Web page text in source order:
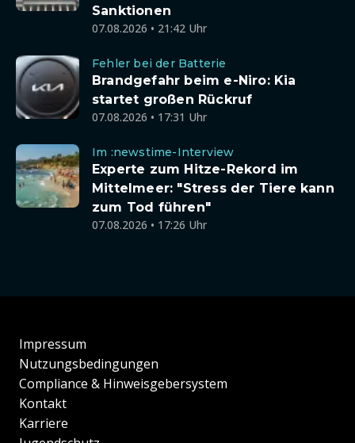
Sanktionen
07.08.2026 • 21:42 Uhr
Fehler bei der Batterie
Brandgefahr beim e-Niro: Kia
startet großen Rückruf
07.08.2026 • 17:31 Uhr
Im :newstime-Interview
Experte zum Hitze-Rekord im
Mittelmeer: "Stress der Tiere kann
zum Tod führen"
07.08.2026 • 17:26 Uhr
Impressum
Nutzungsbedingungen
Compliance & Hinweisgebersystem
Kontakt
Karriere